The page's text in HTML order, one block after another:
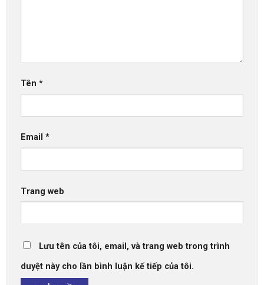
Tên *
Email *
Trang web
Lưu tên của tôi, email, và trang web trong trình
duyệt này cho lần bình luận kế tiếp của tôi.